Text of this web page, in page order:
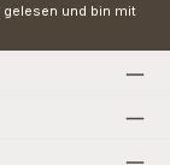
gelesen und bin mit